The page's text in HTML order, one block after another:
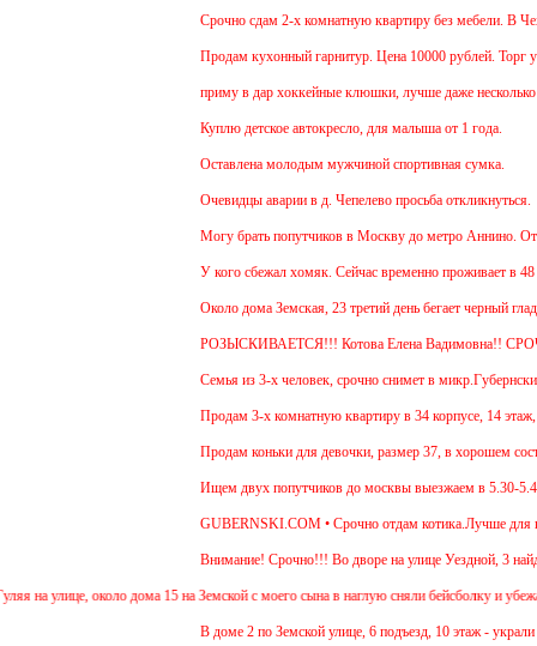
Срочно сдам 2-х комнатную квартиру без мебели. В
Продам кухонный гарнитур. Цена 10000 рублей. Торг
приму в дар хоккейные клюшки, лучше даже несколько:)
Куплю детское автокресло, для малыша от 1 года.
Оставлена молодым мужчиной спортивная сумка.
Очевидцы аварии в д. Чепелево просьба откликнуться.
Могу брать попутчиков в Москву до метро Аннино.
У кого сбежал хомяк. Сейчас временно проживает в 48
Около дома Земская, 23 третий день бегает черный
РОЗЫСКИВАЕТСЯ!!! Котова Елена Вадимовна!!
Семья из 3-х человек, срочно снимет в
Продам 3-х комнатную квартиру в 34 корпусе, 14
Продам коньки для девочки, размер 37, в хорошем
Ищем двух попутчиков до москвы выезжаем в 5.30-5.45
GUBERNSKI.COM • Срочно отдам котика.Лучше для
Внимание! Срочно!!! Во дворе на улице Уездной, 3
улице, около дома 15 на Земской с моего сына в наглую сняли бейсболку и убежали
В доме 2 по Земской улице, 6 подъезд, 10 этаж - украли